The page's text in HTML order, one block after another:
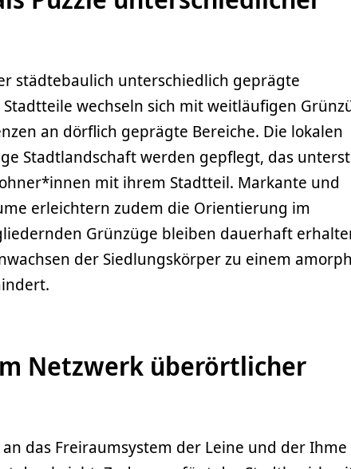
städtebaulich unterschiedlich geprägte
wechseln sich mit weitläufigen
an dörflich geprägte Bereiche. Die lokalen
Stadtlandschaft werden gepflegt, das
mit ihrem Stadtteil. Markante und
erleichtern zudem die Orientierung im
Grünzüge bleiben dauerhaft
der Siedlungskörper zu einem
Netzwerk überörtlicher
das Freiraumsystem der Leine und der Ihme